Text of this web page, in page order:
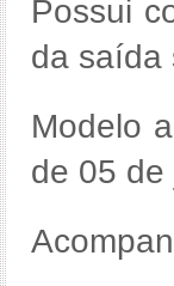
Possui
da saída
Modelo
de 05 de